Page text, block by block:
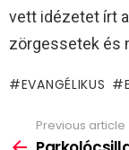
vett idézetet írt
zörgessetek és
EVANGÉLIKUS
more
Previous article